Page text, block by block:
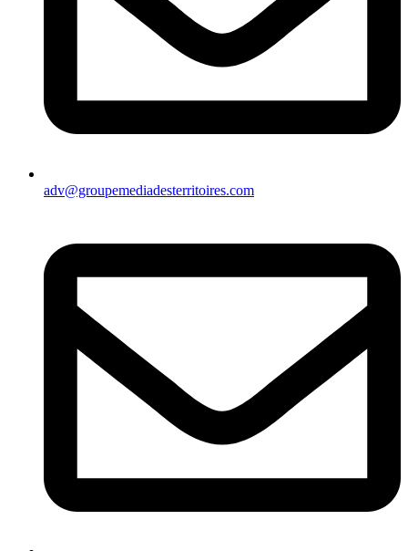
adv@groupemediadesterritoires.com